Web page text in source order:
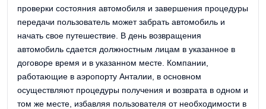
проверки состояния автомобиля и завершения процедуры
передачи пользователь может забрать автомобиль и
начать свое путешествие. В день возвращения
автомобиль сдается должностным лицам в указанное в
договоре время и в указанном месте. Компании,
работающие в аэропорту Анталии, в основном
осуществляют процедуры получения и возврата в одном и
том же месте, избавляя пользователя от необходимости в